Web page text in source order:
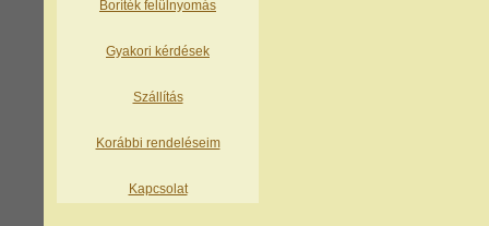
Boríték felülnyomás
Gyakori kérdések
Szállítás
Korábbi rendeléseim
Kapcsolat